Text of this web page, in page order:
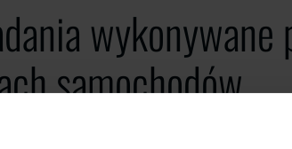
wykonywane
samochodów